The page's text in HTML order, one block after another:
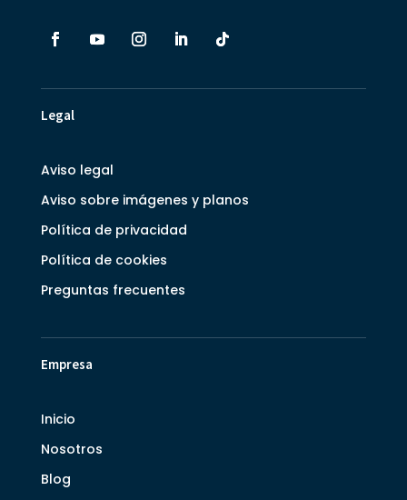
Legal
Aviso legal
Aviso sobre imágenes y planos
Política de privacidad
Política de cookies
Preguntas frecuentes
Empresa
Inicio
Nosotros
Blog